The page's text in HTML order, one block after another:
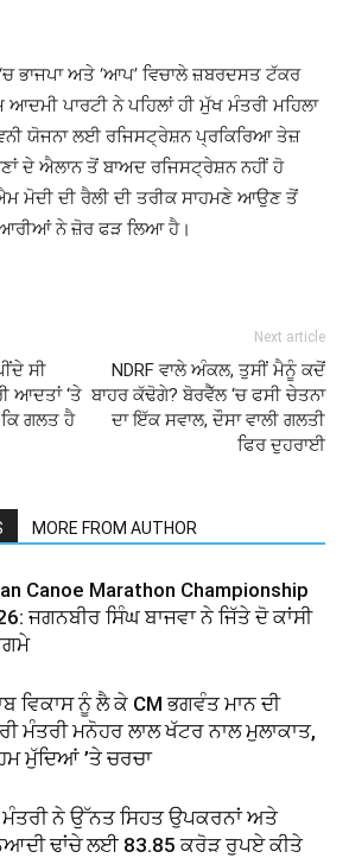
ਭਾਜਪਾ ਅਤੇ ‘ਆਪ’ ਵਿਚਾਲੇ ਜ਼ਬਰਦਸਤ ਟੱਕਰ
ਪਾਰਟੀ ਨੇ ਪਹਿਲਾਂ ਹੀ ਮੁੱਖ ਮੰਤਰੀ ਮਹਿਲਾ
ਯੋਜਨਾ ਲਈ ਰਜਿਸਟ੍ਰੇਸ਼ਨ ਪ੍ਰਕਿਰਿਆ ਤੇਜ਼
ਦੇ ਐਲਾਨ ਤੋਂ ਬਾਅਦ ਰਜਿਸਟ੍ਰੇਸ਼ਨ ਨਹੀਂ ਹੋ
ਮੋਦੀ ਦੀ ਰੈਲੀ ਦੀ ਤਰੀਕ ਸਾਹਮਣੇ ਆਉਣ ਤੋਂ
ਨੇ ਜ਼ੋਰ ਫੜ ਲਿਆ ਹੈ।
ਸੀ
ਆਦਤਾਂ ‘ਤੇ
ਕਿ ਗਲਤ ਹੈ
Next article
NDRF ਵਾਲੇ ਅੰਕਲ, ਤੁਸੀਂ ਮੈਨੂੰ ਕਦੋਂ
ਬਾਹਰ ਕੱਢੋਗੇ? ਬੋਰਵੈੱਲ ‘ਚ ਫਸੀ ਚੇਤਨਾ
ਦਾ ਇੱਕ ਸਵਾਲ, ਦੌਸਾ ਵਾਲੀ ਗਲਤੀ
ਫਿਰ ਦੁਹਰਾਈ
MORE FROM AUTHOR
Canoe Marathon Championship
ਜਗਨਬੀਰ ਸਿੰਘ ਬਾਜਵਾ ਨੇ ਜਿੱਤੇ ਦੋ ਕਾਂਸੀ
ਵਿਕਾਸ ਨੂੰ ਲੈ ਕੇ CM ਭਗਵੰਤ ਮਾਨ ਦੀ
ਮੰਤਰੀ ਮਨੋਹਰ ਲਾਲ ਖੱਟਰ ਨਾਲ ਮੁਲਾਕਾਤ,
ਮੁੱਦਿਆਂ ’ਤੇ ਚਰਚਾ
ਨੇ ਉੱਨਤ ਸਿਹਤ ਉਪਕਰਨਾਂ ਅਤੇ
ਢਾਂਚੇ ਲਈ 83.85 ਕਰੋੜ ਰੁਪਏ ਕੀਤੇ